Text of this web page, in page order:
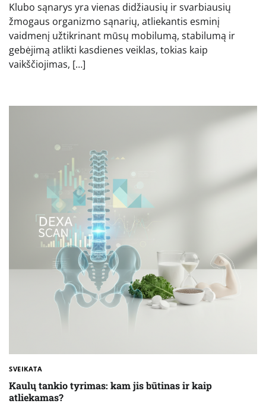
Klubo sąnarys yra vienas didžiausių ir svarbiausių
žmogaus organizmo sąnarių, atliekantis esminį
vaidmenį užtikrinant mūsų mobilumą, stabilumą ir
gebėjimą atlikti kasdienes veiklas, tokias kaip
vaikščiojimas, […]
SVEIKATA
Kaulų tankio tyrimas: kam jis būtinas ir kaip
atliekamas?